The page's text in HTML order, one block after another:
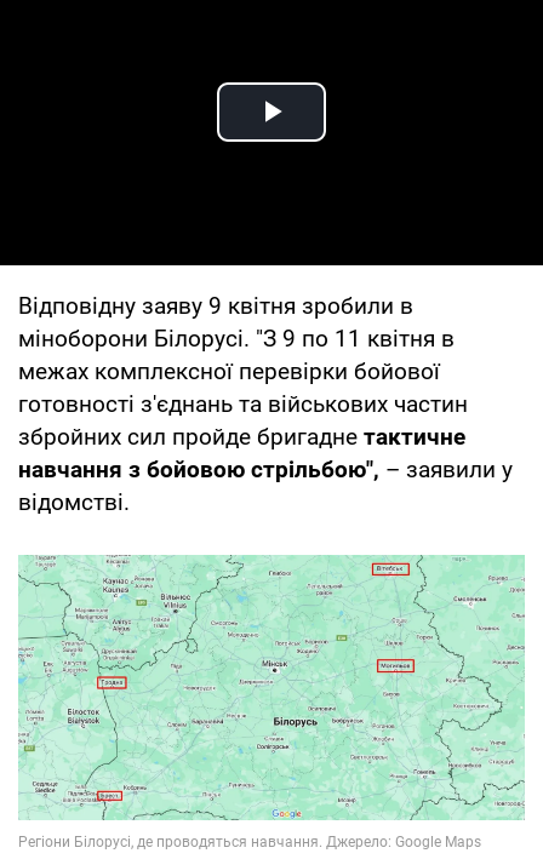
Play Video
Відповідну заяву 9 квітня зробили в
міноборони Білорусі. "З 9 по 11 квітня в
межах комплексної перевірки бойової
готовності з'єднань та військових частин
збройних сил пройде бригадне тактичне
навчання з бойовою стрільбою", – заявили у
відомстві.